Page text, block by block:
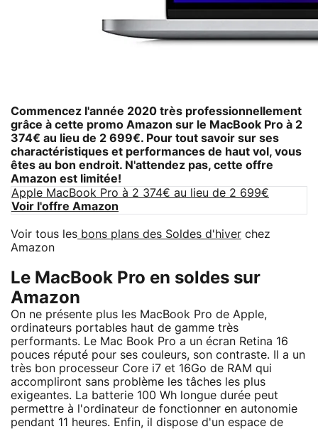
Commencez l'année 2020 très professionnellement
grâce à cette promo Amazon sur le MacBook Pro à 2
374€ au lieu de 2 699€. Pour tout savoir sur ses
charactéristiques et performances de haut vol, vous
êtes au bon endroit. N'attendez pas, cette offre
Amazon est limitée!
Apple MacBook Pro à 2 374€ au lieu de 2 699€
Voir l'offre Amazon
Voir tous les bons plans des Soldes d'hiver chez
Amazon
Le MacBook Pro en soldes sur
Amazon
On ne présente plus les MacBook Pro de Apple,
ordinateurs portables haut de gamme très
performants. Le Mac Book Pro a un écran Retina 16
pouces réputé pour ses couleurs, son contraste. Il a un
très bon processeur Core i7 et 16Go de RAM qui
accompliront sans problème les tâches les plus
exigeantes. La batterie 100 Wh longue durée peut
permettre à l'ordinateur de fonctionner en autonomie
pendant 11 heures. Enfin, il dispose d'un espace de